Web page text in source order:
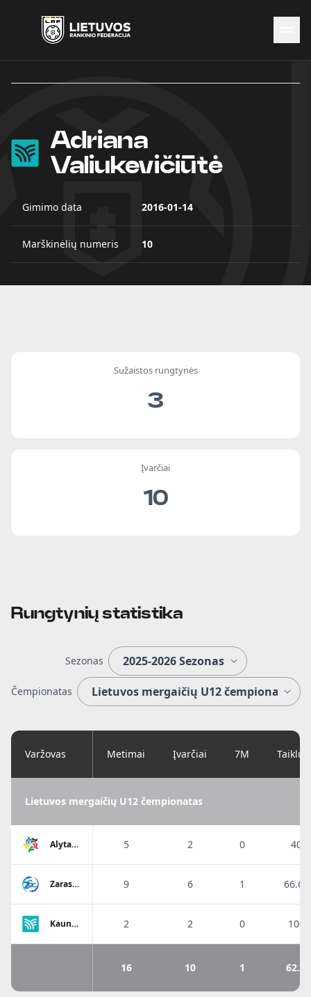
Naujienos
Čempionatai
Kontaktai
Antidopingas
Adriana
Valiukevičiūtė
Gimimo data 2016-01-14
Marškinėlių numeris 10
Sužaistos rungtynės
3
Įvarčiai
10
Rungtynių statistika
Sezonas
Čempionatas
Varžovas Metimai Įvarčiai 7M
Lietuvos mergaičių U12 čempionatas
Alytaus
5 2 0 40%
Zarasų
9 6 1
Kauno
2 2 0
16 10 1